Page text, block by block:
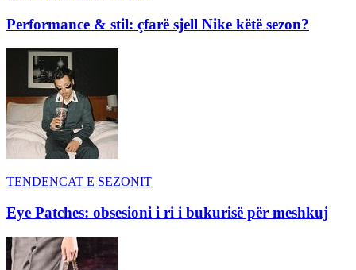
Performance & stil: çfarë sjell Nike këtë sezon?
TENDENCAT E SEZONIT
Eye Patches: obsesioni i ri i bukurisë për meshkuj